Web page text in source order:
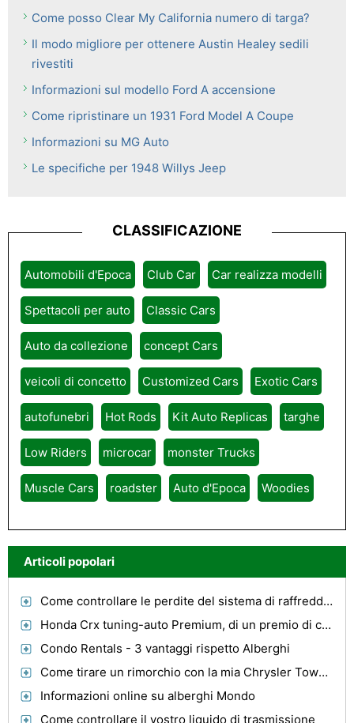
Come posso Clear My California numero di targa?
Il modo migliore per ottenere Austin Healey sedili
rivestiti
Informazioni sul modello Ford A accensione
Come ripristinare un 1931 Ford Model A Coupe
Informazioni su MG Auto
Le specifiche per 1948 Willys Jeep
CLASSIFICAZIONE
Automobili d'Epoca Club Car Car realizza modelli
Spettacoli per auto Classic Cars
Auto da collezione concept Cars
veicoli di concetto Customized Cars Exotic Cars
autofunebri Hot Rods Kit Auto Replicas targhe
Low Riders microcar monster Trucks
Muscle Cars roadster Auto d'Epoca Woodies
Articoli popolari
Come controllare le perdite del sistema di raffreddamento in una Ford Focus
Honda Crx tuning-auto Premium, di un premio di classe!
Condo Rentals - 3 vantaggi rispetto Alberghi
Come tirare un rimorchio con la mia Chrysler Town & Country
Informazioni online su alberghi Mondo
Come controllare il vostro liquido di trasmissione